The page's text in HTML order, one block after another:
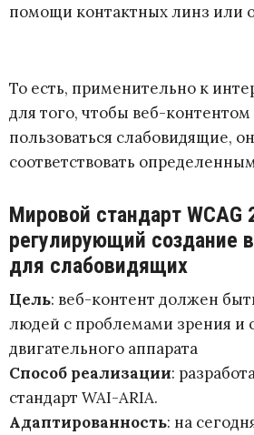
помощи контактных линз или
То есть, применительно к
для того, чтобы веб-
пользоваться слабовидящие,
соответствовать
Мировой стандарт WCAG
регулирующий создание
для слабовидящих
Цель: веб-контент должен
людей с проблемами зрения и
двигательного аппарата
Способ реализации:
стандарт WAI-ARIA.
Адаптированность: на